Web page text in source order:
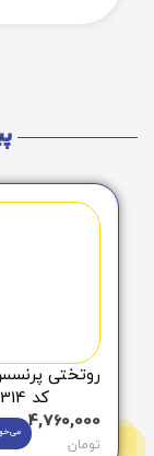
روتختی
کد B314
4,760,000
تومان